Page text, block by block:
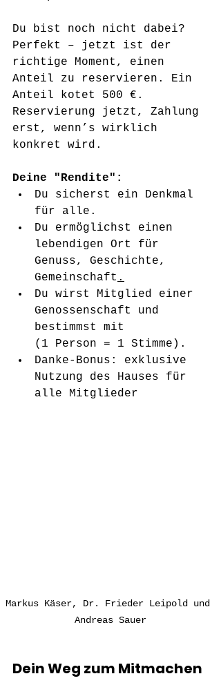
Du bist noch nicht dabei?
Perfekt – jetzt ist der
richtige Moment, einen
Anteil zu reservieren. Ein
Anteil kotet 500 €.
Reservierung jetzt, Zahlung
erst, wenn’s wirklich
konkret wird.
Deine "Rendite":
Du sicherst ein Denkmal
für alle.
Du ermöglichst einen
lebendigen Ort für
Genuss, Geschichte,
Gemeinschaft .
Du wirst Mitglied einer
Genossenschaft und
bestimmst mit
(1 Person = 1 Stimme).
Danke-Bonus: exklusive
Nutzung des Hauses für
alle Mitglieder
Markus Käser, Dr. Frieder Leipold und
Andreas Sauer
Dein Weg zum Mitmachen